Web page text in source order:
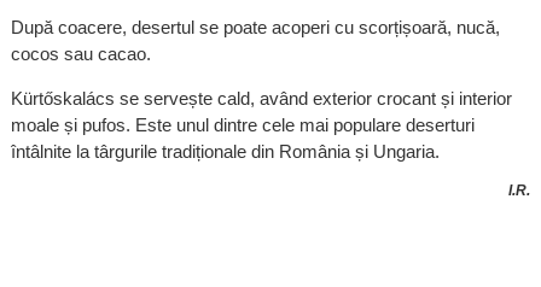
După coacere, desertul se poate acoperi cu scorțișoară, nucă,
cocos sau cacao.
Kürtőskalács se servește cald, având exterior crocant și interior
moale și pufos. Este unul dintre cele mai populare deserturi
întâlnite la târgurile tradiționale din România și Ungaria.
I.R.